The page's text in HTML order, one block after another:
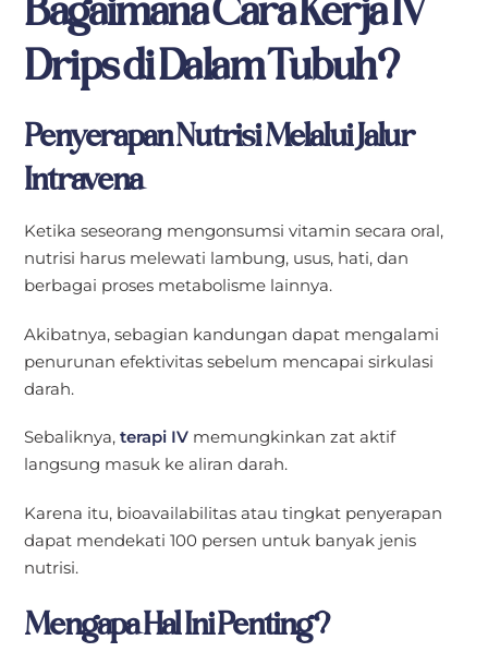
Drips di Dalam Tubuh?
Penyerapan Nutrisi Melalui Jalur
Intravena
Ketika seseorang mengonsumsi vitamin secara oral,
nutrisi harus melewati lambung, usus, hati, dan
berbagai proses metabolisme lainnya.
Akibatnya, sebagian kandungan dapat mengalami
penurunan efektivitas sebelum mencapai sirkulasi
darah.
Sebaliknya,terapi IV memungkinkan zat aktif
langsung masuk ke aliran darah.
Karena itu, bioavailabilitas atau tingkat penyerapan
dapat mendekati 100 persen untuk banyak jenis
nutrisi.
Mengapa Hal Ini Penting?